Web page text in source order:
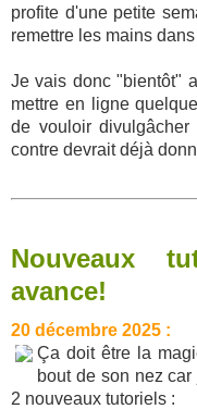
profite d'une petite
remettre les mains
Je vais donc "bientôt"
mettre en ligne
de vouloir
contre devrait déjà
Nouveaux
avance!
20 décembre 2025 :
Ça doit être la
bout de son nez
2 nouveaux tutoriels :